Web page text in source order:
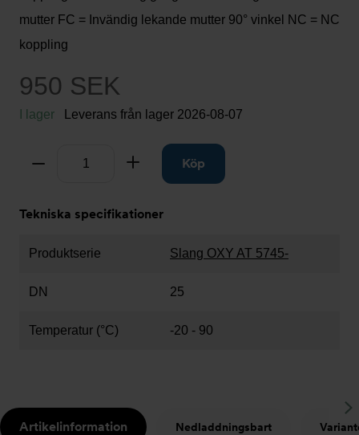
mutter FC = Invändig lekande mutter 90° vinkel NC = NC
koppling
950 SEK
I lager Leverans från lager 2026-08-07
Ta bort Lägg tillKöp
Tekniska specifikationer
Produktserie Slang OXY AT 5745-
DN 25
Temperatur (°C) -20 - 90
Artikelinformation Nedladdningsbart